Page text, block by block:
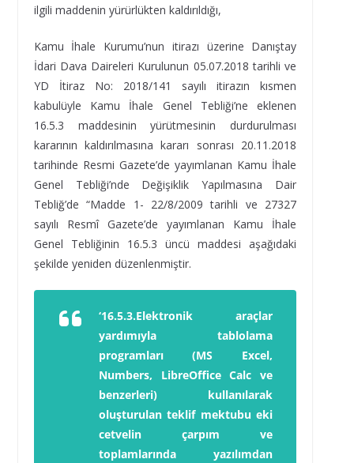
ilgili maddenin yürürlükten kaldırıldığı,
Kamu İhale Kurumu’nun itirazı üzerine Danıştay
İdari Dava Daireleri Kurulunun 05.07.2018 tarihli ve
YD İtiraz No: 2018/141 sayılı itirazın kısmen
kabulüyle Kamu İhale Genel Tebliği’ne eklenen
16.5.3 maddesinin yürütmesinin durdurulması
kararının kaldırılmasına kararı sonrası 20.11.2018
tarihinde Resmi Gazete’de yayımlanan Kamu İhale
Genel Tebliği’nde Değişiklik Yapılmasına Dair
Tebliğ’de “Madde 1- 22/8/2009 tarihli ve 27327
sayılı Resmî Gazete’de yayımlanan Kamu İhale
Genel Tebliğinin 16.5.3 üncü maddesi aşağıdaki
şekilde yeniden düzenlenmiştir.
‘16.5.3.Elektronik araçlar
yardımıyla tablolama
programları (MS Excel,
Numbers, LibreOffice Calc ve
benzerleri) kullanılarak
oluşturulan teklif mektubu eki
cetvelin çarpım ve
toplamlarında yazılımdan